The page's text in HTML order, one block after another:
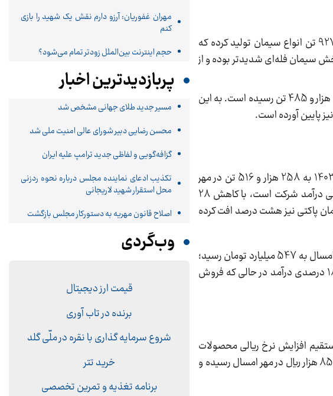
بررسی عملکرد مهرماه شرکت سیمان تهران نیز نشان می‌دهد که ستران در این ماه، حدود 275 هزار و 927 تن انواع سیمان تولید کرده که
کاهش تولید در بخش سیمان فله‌ای شدیدتر بوده و از
تولید سیمان پاکتی نیز تقریبا بدون تغییر خاص، تنها یک درصد افت داشته و از 128 هزار و 863 تن به 127 هزار و 485 تن رسیده است. به این
پایین آورده است.
در بخش فروش نیز تصویر مشابهی دیده می‌شود. مجموع فروش شرکت از 322 هزار و 400 تن در مهر 1403 به 258 هزار و 516 تن در مهر
امسال کاهش یافته که نشانگر افت 20 درصدی حجم فروش است. فروش سیمان فله‌ای که ستون اصلی درآمد شرکت است، با کاهش 28
مهر امسال رسیده و فروش سیمان پاکتی نیز هشت درصد افت کرده
با وجود این افت محسوس در فروش، مبلغ کل فروش شرکت رشد کرده است. درآمد سیمان تهران در مهر امسال به 547 میلیارد تومان رسید؛
این در حالی‌ست که درآمد شرکت در مهر سال گذشته 464 میلیارد تومان بوده است. این یعنی افزایش 18 درصدی درآمد در حالی که فروش
افزایش نرخ ریالی محصولات
است. قیمت هر تن سیمان فله از حدود 14 میلیون و 198 هزار ریال در مهر پارسال به نزدیک 19 میلیون و 856 هزار ریال در مهر امسال رسیده و
مهران غفوریان: آرزو دارم نقش یک شهید را بازی
کنم
حجم اینترنت بین‌الملل زودتر تمام می‌شود؟
پربازدیدترین اخبار
مسیر جدید طلای جهانی مشخص شد
محسن رضایی دبیر شورای عالی امنیت ملی شد
گزافه‌گویی و لفاظی جدید ترامپ علیه ایران
تکذیب ادعای نماینده مجلس درباره نحوه ردزنی
محل استقرار شهید لاریجانی
اصلاح قانون مهریه به دستورکار مجلس بازگشت
وب‌گردی
قیمت ارز دیجیتال
برنده در تاب آوری
شروع سرمایه گذاری با نقره در ملّی گلد
خرید تتر
برنامه تغذیه و تمرین تخصصی